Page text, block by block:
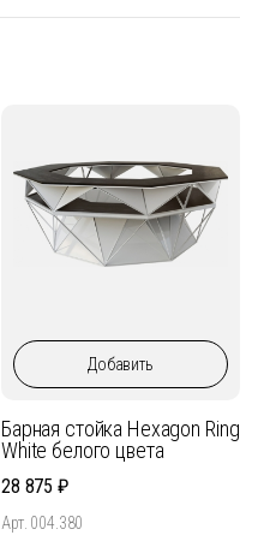
Добавить
Барная стойка Hexagon Ring
White белого цвета
28 875
Арт. 004.380